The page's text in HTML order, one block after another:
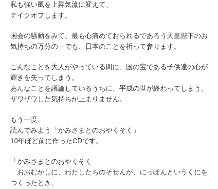
私も強い風を上昇気流に変えて、
テイクオフします。
国会の騒動をみて、最も心痛めておられるであろう天皇陛下のお
気持ちの万分の一でも、日本のことを祈って参ります。
こんなことを大人がやっている間に、国の宝である子供達の心が
輝きを失ってしまう。
あんなことを議論しているうちに、平成の世が終わってしまう。
ザワザワした気持ちが止まりません。
もう一度、
読んでみよう「かみさまとのおやくそく」
10年ほど前に作ったCDです。
「かみさまとのおやくそく
おおむかしに、わたしたちのそせんが、にっぽんというくにを
つくったとき、